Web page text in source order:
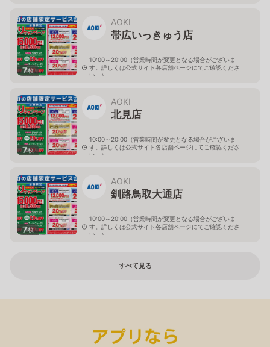
7枚
AOKI
帯広いっきゅう店
10:00～20:00（営業時間が変更となる場合がございま
す。詳しくは公式サイト各店舗ページにてご確認くださ
い。）
7枚
AOKI
北見店
10:00～20:00（営業時間が変更となる場合がございま
す。詳しくは公式サイト各店舗ページにてご確認くださ
い。）
7枚
AOKI
釧路鳥取大通店
10:00～20:00（営業時間が変更となる場合がございま
す。詳しくは公式サイト各店舗ページにてご確認くださ
い。）
すべて見る